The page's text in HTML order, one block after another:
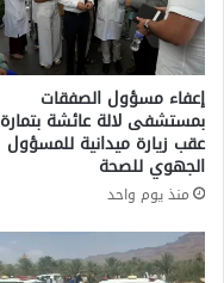
ع
ل
ى
ق
ا
ن
و
ن
ا
ل
ط
ن
ا
ن
و
5
5
0
ك
ل
إعفاء مسؤول الصفقات
بمستشفى لالة عائشة بتمارة
عقب زيارة ميدانية للمسؤول
الجهوي للصحة
منذ يوم واحد